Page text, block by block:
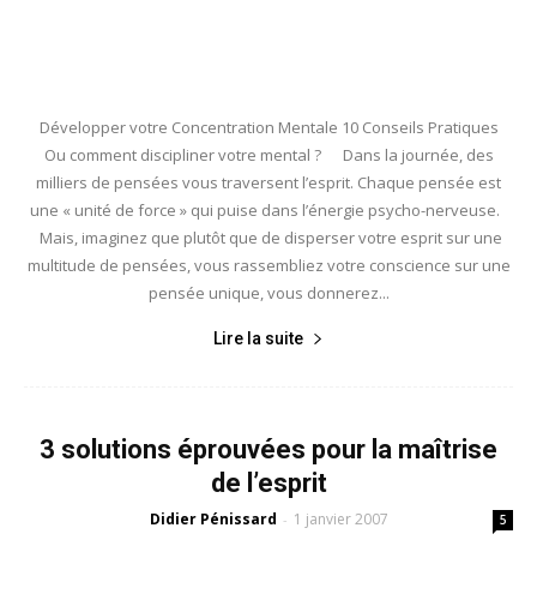
Développer votre Concentration Mentale 10 Conseils Pratiques
Ou comment discipliner votre mental ? Dans la journée, des
milliers de pensées vous traversent l’esprit. Chaque pensée est
une « unité de force » qui puise dans l’énergie psycho-nerveuse.
Mais, imaginez que plutôt que de disperser votre esprit sur une
multitude de pensées, vous rassembliez votre conscience sur une
pensée unique, vous donnerez...
Lire la suite
3 solutions éprouvées pour la maîtrise
de l’esprit
Didier Pénissard - 1 janvier 2007 5